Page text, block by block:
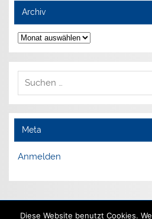
Archiv
Archiv
Meta
Anmelden
Diese Website benutzt Cookies.